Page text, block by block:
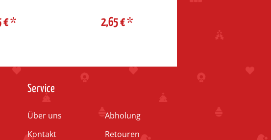
€*
/ Lieferland
2,65 €*
Auswahl Steuerzone / Lieferland Auswahl Steuerzone /
Service
Über uns
Kontakt
Abholung
Retouren